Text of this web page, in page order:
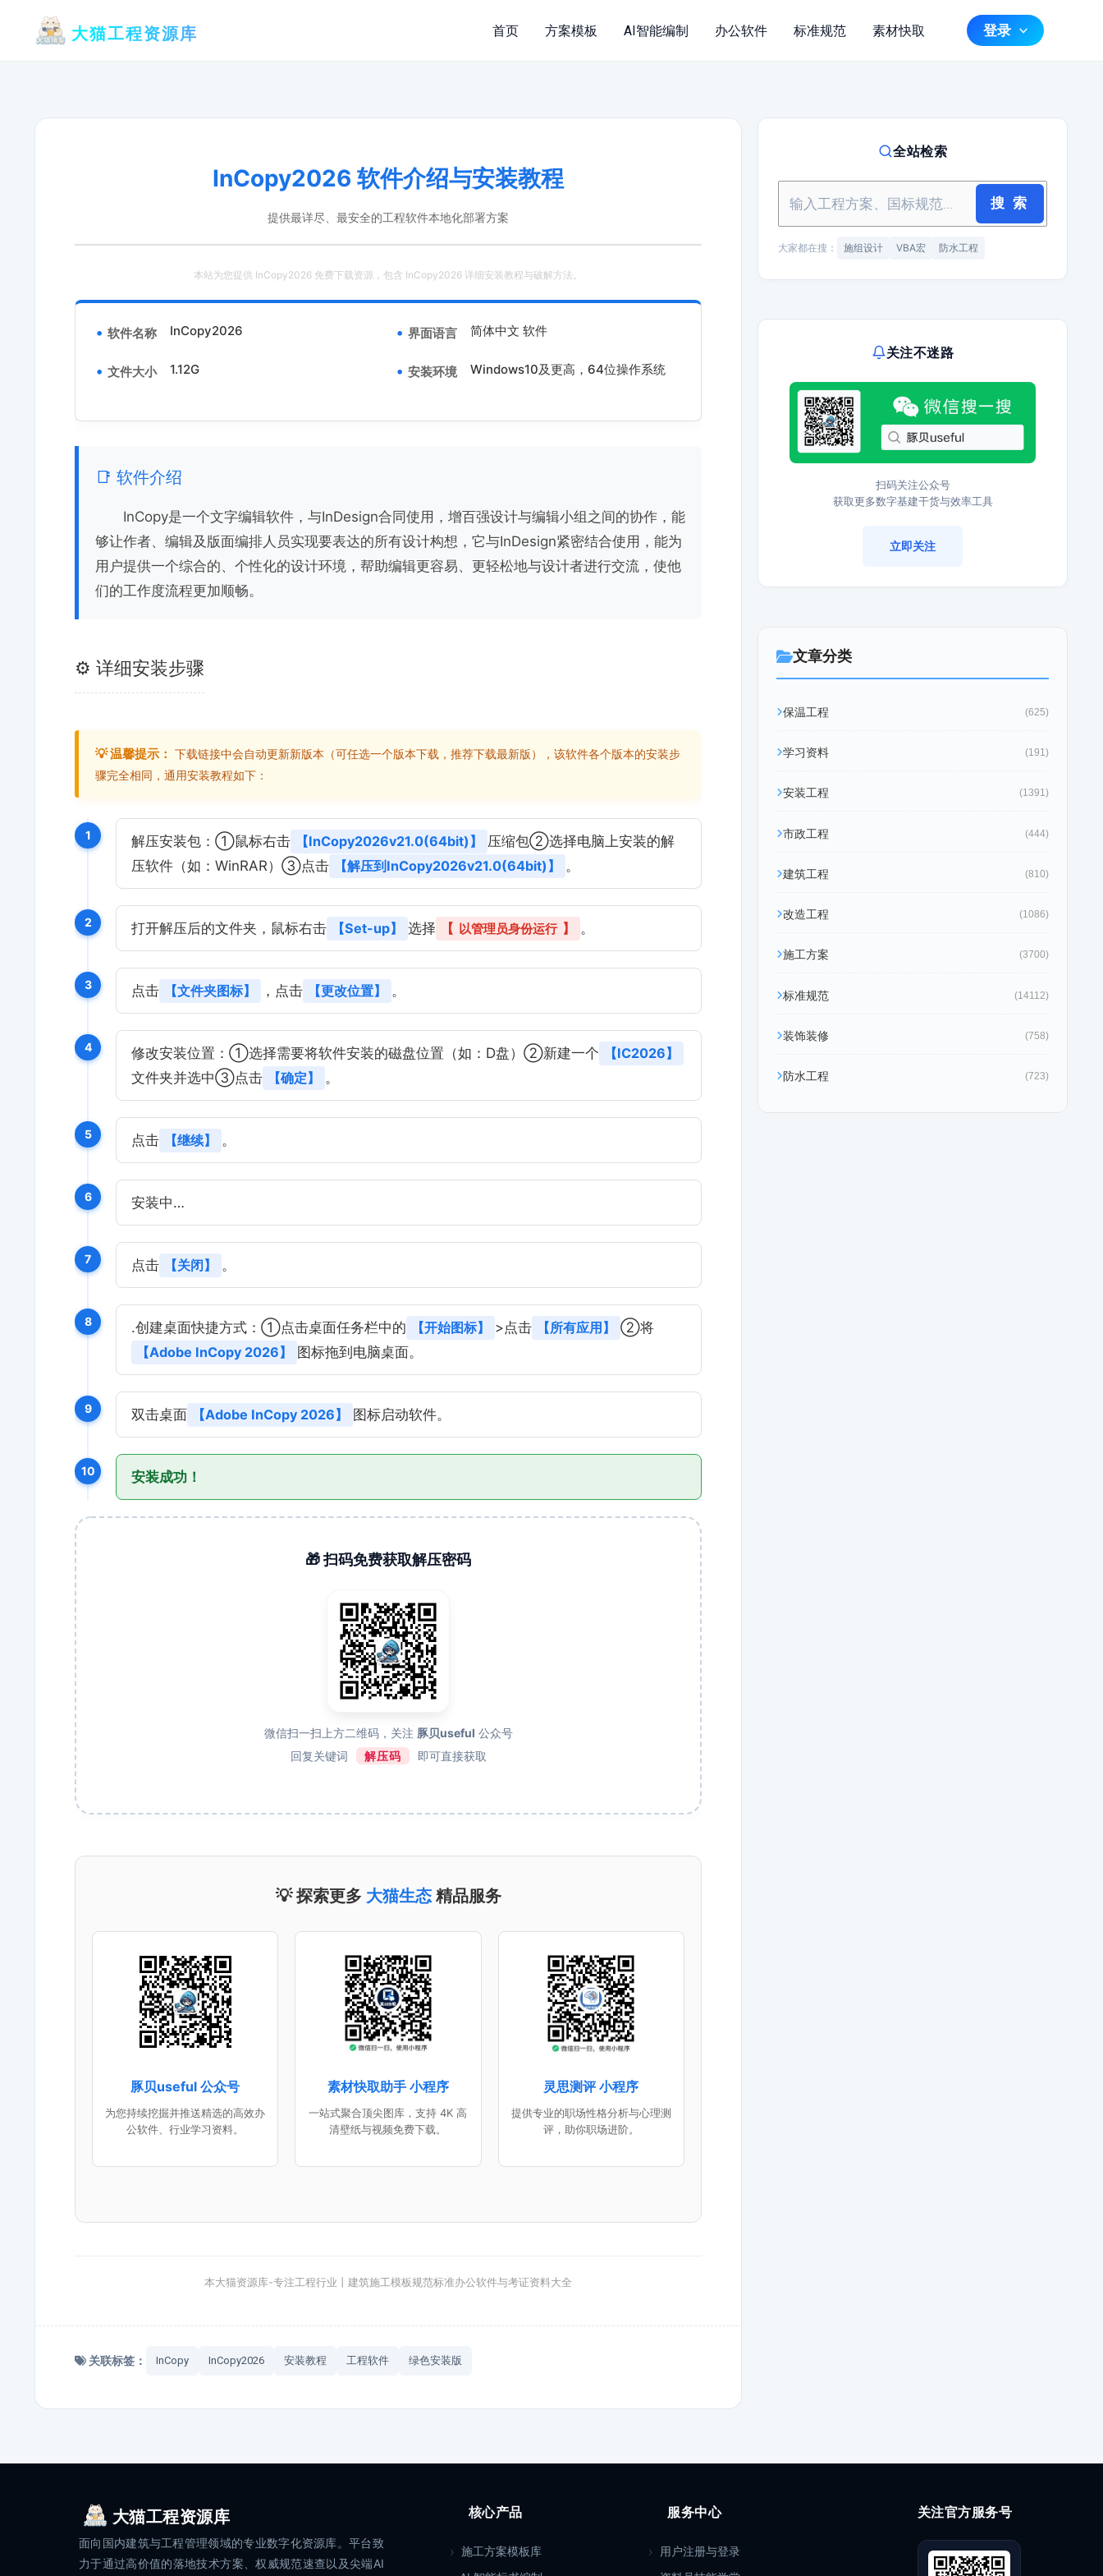
大猫工程资源库 首页 方案模板 AI智能编制 办公软件 标准规范 素材快取 登录
InCopy2026 软件介绍与安装教程
提供最详尽、最安全的工程软件本地化部署方案
本站为您提供 InCopy2026 免费下载资源，包含 InCopy2026 详细安装教程与破解方法。
软件名称 InCopy2026 界面语言 简体中文 软件
文件大小 1.12G 安装环境 Windows10及更高，64位操作系统
📑 软件介绍
InCopy是一个文字编辑软件，与InDesign合同使用，增百强设计与编辑小组之间的协作，能
够让作者、编辑及版面编排人员实现要表达的所有设计构想，它与InDesign紧密结合使用，能为
用户提供一个综合的、个性化的设计环境，帮助编辑更容易、更轻松地与设计者进行交流，使他
们的工作度流程更加顺畅。
⚙️ 详细安装步骤
💡 温馨提示： 下载链接中会自动更新新版本（可任选一个版本下载，推荐下载最新版），该软件各个版本的安装步
骤完全相同，通用安装教程如下：
1 解压安装包：①鼠标右击 【InCopy2026v21.0(64bit)】
压缩包②选择电脑上安装的解
压软件（如：WinRAR）③点击
【解压到InCopy2026v21.0(64bit)】 。
2 打开解压后的文件夹，鼠标右击 【Set-up】 选择 【 以管理员身份运行 】 。
3 点击 【文件夹图标】 ，点击 【更改位置】 。
4 修改安装位置：①选择需要将软件安装的磁盘位置（如：D盘）②新建一个
【IC2026】
文件夹并选中③点击
【确定】 。
5 点击 【继续】 。
6 安装中…
7 点击 【关闭】 。
8 .创建桌面快捷方式：①点击桌面任务栏中的 【开始图标】 >点击 【所有应用】
②将
【Adobe InCopy 2026】
图标拖到电脑桌面。
9 双击桌面 【Adobe InCopy 2026】 图标启动软件。
10 安装成功！
🎁 扫码免费获取解压密码
微信扫一扫上方二维码，关注 豚贝useful 公众号
回复关键词
解压码 即可直接获取
💡 探索更多 大猫生态精品服务
豚贝useful 公众号
为您持续挖掘并推送精选的高效办
公软件、行业学习资料。
素材快取助手 小程序
一站式聚合顶尖图库，支持 4K 高
清壁纸与视频免费下载。
灵思测评 小程序
提供专业的职场性格分析与心理测
评，助你职场进阶。
本大猫资源库-专注工程行业丨建筑施工模板规范标准办公软件与考证资料大全
关联标签： InCopy InCopy2026 安装教程 工程软件 绿色安装版
全站检索
搜 索
大家都在搜： 施组设计 VBA宏 防水工程
关注不迷路
扫码关注公众号
获取更多数字基建干货与效率工具
立即关注
文章分类
保温工程 (625)
学习资料 (191)
安装工程 (1391)
市政工程 (444)
建筑工程 (810)
改造工程 (1086)
施工方案 (3700)
标准规范 (14112)
装饰装修 (758)
防水工程 (723)
大猫工程资源库
面向国内建筑与工程管理领域的专业数字化资源库。平台致
力于通过高价值的落地技术方案、权威规范速查以及尖端AI
核心产品
施工方案模板库
服务中心
用户注册与登录
关注官方服务号